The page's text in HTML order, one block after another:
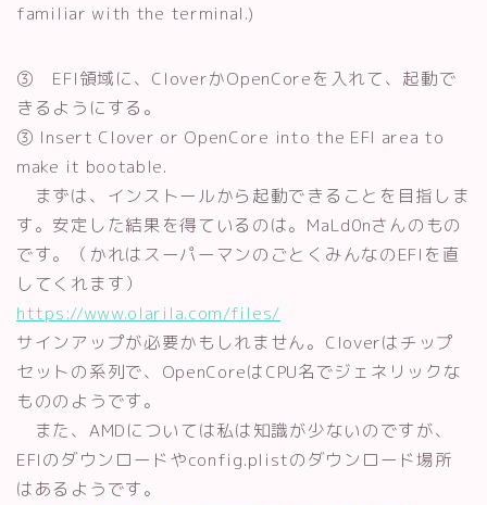
familiar with the terminal.)
③ EFI領域に、CloverかOpenCoreを入れて、起動で
きるようにする。
③ Insert Clover or OpenCore into the EFI area to
make it bootable.
まずは、インストールから起動できることを目指しま
す。安定した結果を得ているのは。MaLd0nさんのもの
です。（かれはスーパーマンのごとくみんなのEFIを直
してくれます）
https://www.olarila.com/files/
サインアップが必要かもしれません。Cloverはチップ
セットの系列で、OpenCoreはCPU名でジェネリックな
もののようです。
また、AMDについては私は知識が少ないのですが、
EFIのダウンロードやconfig.plistのダウンロード場所
はあるようです。